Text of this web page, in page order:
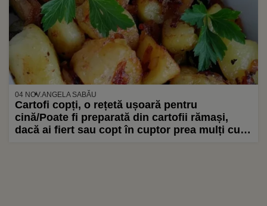
04 NOV.ANGELA SABĂU
Cartofi copți, o rețetă ușoară pentru
cină/Poate fi preparată din cartofii rămași,
dacă ai fiert sau copt în cuptor prea mulți cu o